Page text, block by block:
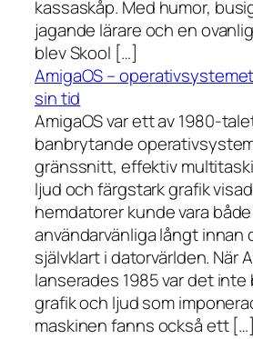
kassaskåp. Med humor,
jagande lärare och en
blev Skool […]
AmigaOS –
sin tid
AmigaOS var ett av 1980-
banbrytande
gränssnitt, effektiv
ljud och färgstark grafik
hemdatorer kunde vara
användarvänliga långt innan
självklart i datorvärlden. När
lanserades 1985 var det
grafik och ljud som
maskinen fanns också ett […]